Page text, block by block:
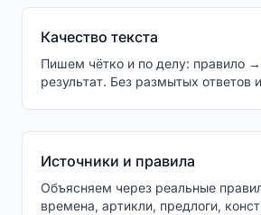
Качество текста
Пишем чётко и по делу: правило
результат. Без размытых ответов
Источники и правила
Объясняем через реальные
времена, артикли, предлоги,